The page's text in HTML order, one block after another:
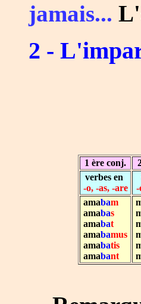
jamais...
2 -
1 ère conj.
verbes en
-o, -as, -are
-
amabam
amabas
amabat
amabamus
amabatis
amabant